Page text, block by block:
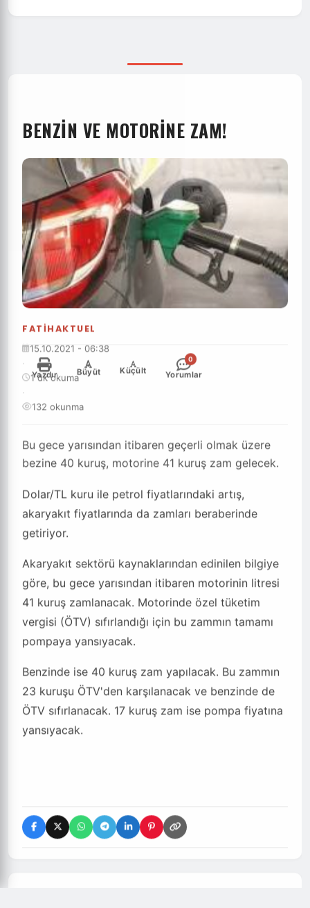
FATIHAKTUEL
BENZIN VE MOTORINE ZAM!
Bu gece yarısından itibaren geçerli olmak üzere
bezine 40 kuruş, motorine 41 kuruş zam gelecek.
15.10.2021 - 06:38
·
1 dk okuma
·
132 okunma
Yazdır
+
Büyüt
-
Küçült
0
Yorumlar
Dolar/TL kuru ile petrol fiyatlarındaki artış,
akaryakıt fiyatlarında da zamları beraberinde
getiriyor.
Akaryakıt sektörü kaynaklarından edinilen bilgiye
göre, bu gece yarısından itibaren motorinin litresi
41 kuruş zamlanacak. Motorinde özel tüketim
vergisi (ÖTV) sıfırlandığı için bu zammın tamamı
pompaya yansıyacak.
Benzinde ise 40 kuruş zam yapılacak. Bu zammın
23 kuruşu ÖTV'den karşılanacak ve benzinde de
ÖTV sıfırlanacak. 17 kuruş zam ise pompa fiyatına
yansıyacak.